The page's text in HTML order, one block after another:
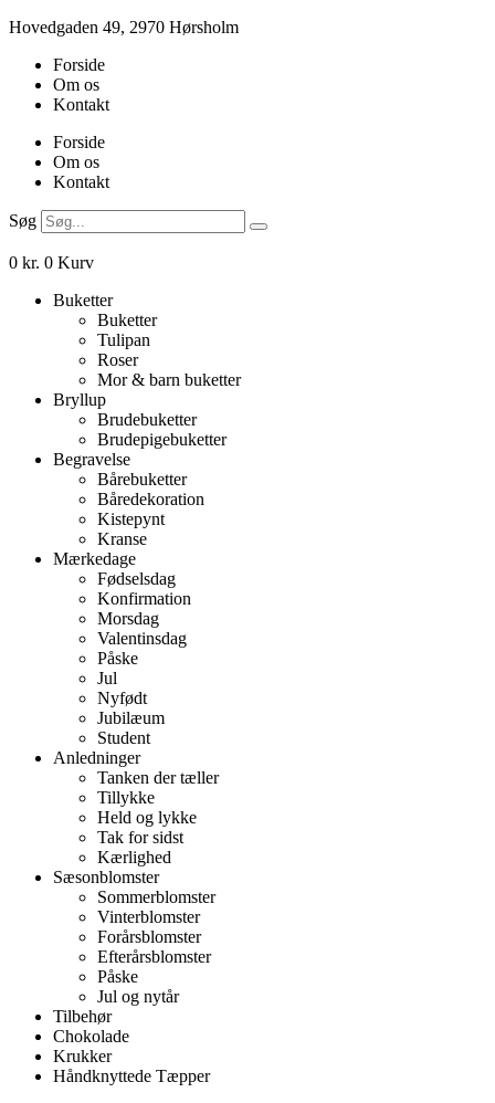
Videre
indhold
Hovedgaden 49, 2970 Hørsholm
Forside
Om os
Kontakt
Forside
Om os
Kontakt
Søg
0 kr. 0 Kurv
Buketter
Buketter
Tulipan
Roser
Mor & barn buketter
Bryllup
Brudebuketter
Brudepigebuketter
Begravelse
Bårebuketter
Båredekoration
Kistepynt
Kranse
Mærkedage
Fødselsdag
Konfirmation
Morsdag
Valentinsdag
Påske
Jul
Nyfødt
Jubilæum
Student
Anledninger
Tanken der tæller
Tillykke
Held og lykke
Tak for sidst
Kærlighed
Sæsonblomster
Sommerblomster
Vinterblomster
Forårsblomster
Efterårsblomster
Påske
Jul og nytår
Tilbehør
Chokolade
Krukker
Håndknyttede Tæpper